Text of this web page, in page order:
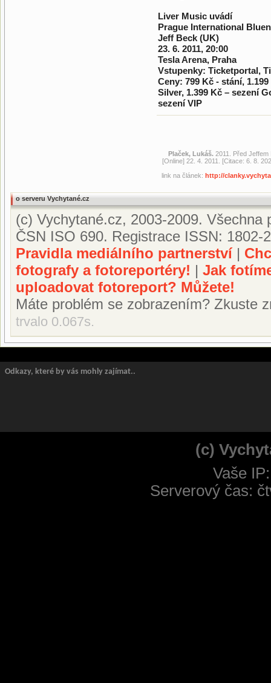
Liver Music uvádí
Prague International
Jeff Beck (UK)
23. 6. 2011, 20:00
Tesla Arena, Praha
Vstupenky: Ticketportal,
Ceny: 799 Kč - stání,
Silver, 1.399 Kč – sezení
sezení VIP
Plaček, Lukáš. 2011. Před
[Online] 22. 4. 2011. [Citace: 6. 8.
link na článek: http://
o serveru Vychytané.cz
(c) Vychytané.cz, 2003-2009.
ČSN ISO 690. Registrace ISSN: 1802-
Pravidla mediálního partnerství|
fotografy a fotoreportéry! | Jak
uploadovat fotoreport? Můžete!
Máte problém se zobrazením? Zkuste
trvalo 0.067s.
Odkazy, které by vás mohly zajímat..
(c)
Vaše
Serverový čas: